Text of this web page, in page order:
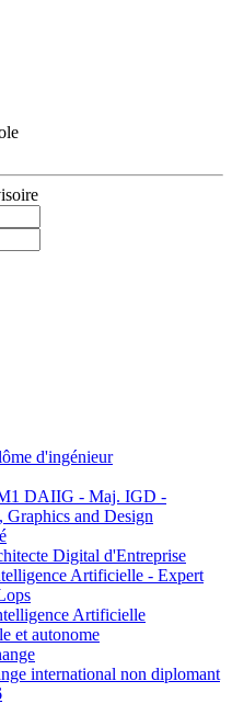
d'ingénieur
DAIIG - Maj. IGD -
Graphics and Design
Digital d'Entreprise
Artificielle - Expert
Artificielle
et autonome
international non diplomant